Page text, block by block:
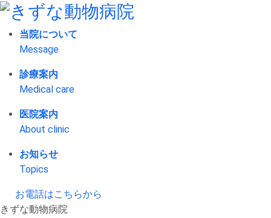
当院について
Message
診療案内
Medical care
医院案内
About clinic
お知らせ
Topics
お電話はこちらから
きずな動物病院